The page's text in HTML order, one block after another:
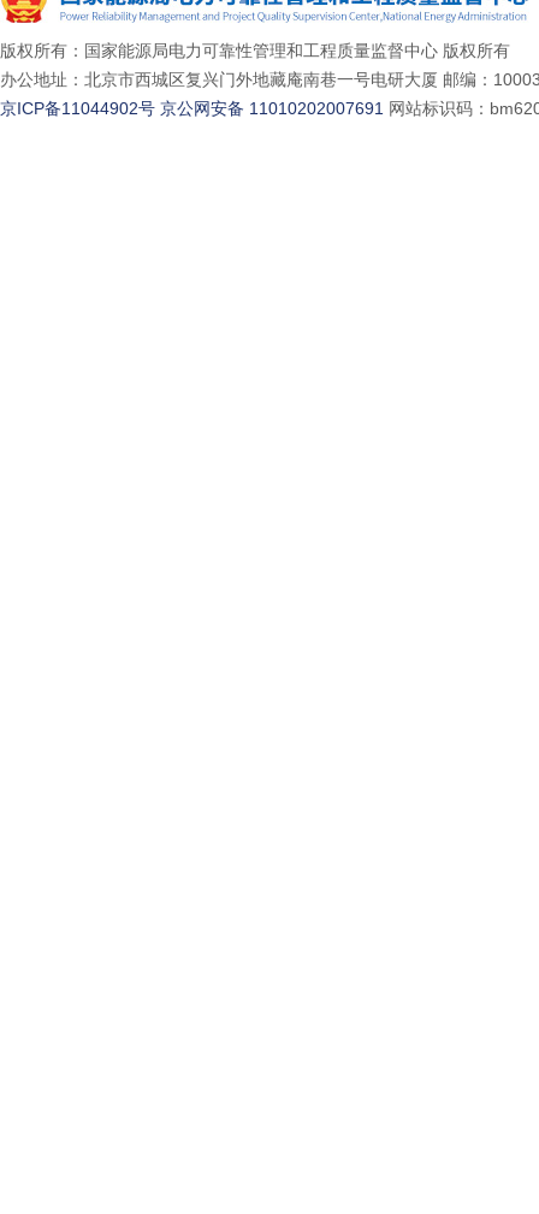
版权所有：国家能源局电力可靠性管理和工程质量监督中心 版权所有
办公地址：北京市西城区复兴门外地藏庵南巷一号电研大厦 邮编：
京ICP备11044902号 京公网安备 11010202007691 网站标识码：